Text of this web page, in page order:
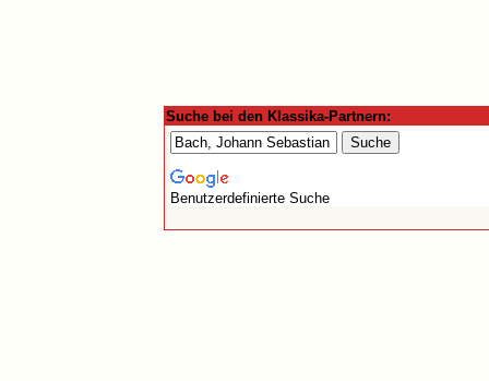
Suche bei den Klassika-Partnern:
Benutzerdefinierte Suche